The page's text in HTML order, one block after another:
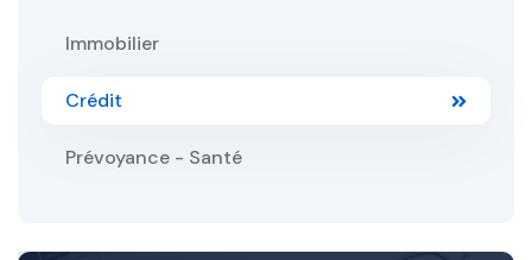
Immobilier
Crédit
Prévoyance - Santé